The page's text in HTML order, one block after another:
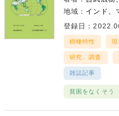
地域： インド
登録日：
樹種特性
研究、調査
雑誌記事
貧困をなくそう